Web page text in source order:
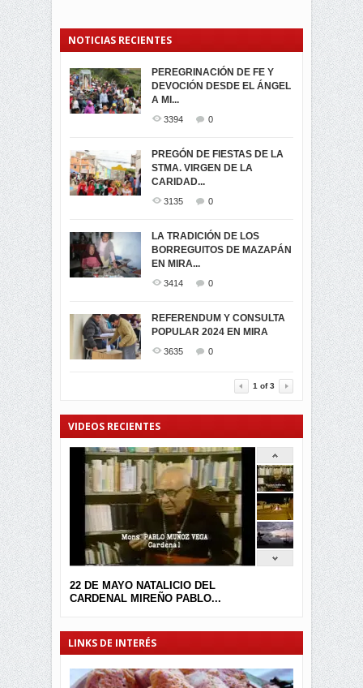
NOTICIAS RECIENTES
PEREGRINACIÓN DE FE Y
DEVOCIÓN DESDE EL ÁNGEL
A MI...
3394 0
PREGÓN DE FIESTAS DE LA
STMA. VIRGEN DE LA
CARIDAD...
3135 0
LA TRADICIÓN DE LOS
BORREGUITOS DE MAZAPÁN
EN MIRA...
3414 0
REFERENDUM Y CONSULTA
POPULAR 2024 EN MIRA
3635 0
PROCESIÓN DE LA VIRGEN
DE LA CARIDAD 2024
3062
-ENCENDIDO DEL ARBOL DE
...
MIRA
3440
TRIUNFO DE...
SEGUNDA VUELTA
ELECCIONES
PRESIDENCIALES 2023 EN
M...
ELECCION CRUCIAL:
SEGUNDA VUELTA
PRESIDENCIAL EL 1...
VIRTUALES ASAMBLEISTAS
POR LA PROVINCIA DEL
CARCHI...
MIRA.EC FUE
GALARDONADA
1 of3
VIDEOS RECIENTES
22 DE MAYO NATALICIO DEL
CARDENAL MIREÑO PABLO...
LINKS DE INTERÉS